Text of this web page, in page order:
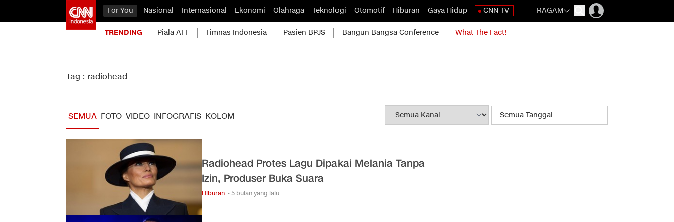
For You Nasional Internasional Ekonomi Olahraga Teknologi Otomotif Hiburan Gaya Hidup CNN TV RAGAM
TRENDING Piala AFF Timnas Indonesia Pasien BPJS Bangun Bangsa Conference What The Fact!
Tag : radiohead
SEMUA FOTO VIDEO INFOGRAFIS KOLOM
Radiohead Protes Lagu Dipakai Melania Tanpa
Izin, Produser Buka Suara
Hiburan • 5 bulan yang lalu